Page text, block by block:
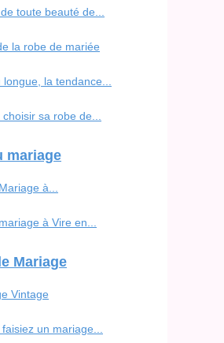
toute beauté de...
la robe de mariée
la tendance...
sa robe de...
mariage
à...
à Vire en...
Mariage
Vintage
un mariage...